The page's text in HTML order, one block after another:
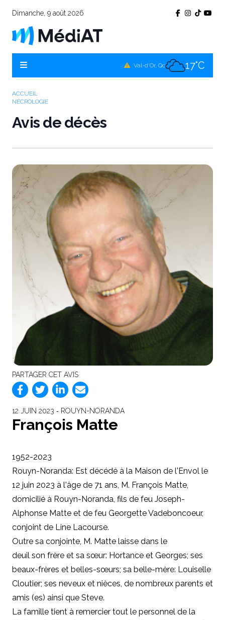
Dimanche, 9 août 2026
Val-d'Or, Qc 17°C
ACCUEIL
NÉCROLOGIE
Avis de décès
PARTAGER CET AVIS
12 JUIN 2023 ‐ ROUYN-NORANDA
François Matte
1952-2023
Rouyn-Noranda: Est décédé à la Maison de l'Envol le
12 juin 2023 à l'âge de 71 ans, M. François Matte,
domicilié à Rouyn-Noranda, fils de feu Joseph-
Alphonse Matte et de feu Georgette Vadeboncoeur,
conjoint de Line Lacourse.
Outre sa conjointe, M. Matte laisse dans le
deuil son frère et sa sœur: Hortance et Georges; ses
beaux-frères et belles-sœurs; sa belle-mère: Louiselle
Cloutier; ses neveux et nièces, de nombreux parents et
amis (es) ainsi que Steve.
La famille tient à remercier tout le personnel de la